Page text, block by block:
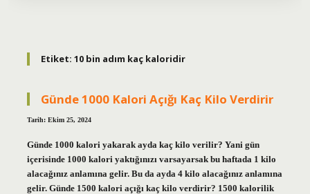
Etiket: 10 bin adım kaç kaloridir
Günde 1000 Kalori Açığı Kaç Kilo Verdirir
Tarih: Ekim 25, 2024
Günde 1000 kalori yakarak ayda kaç kilo verilir? Yani gün
içerisinde 1000 kalori yaktığınızı varsayarsak bu haftada 1 kilo
alacağınız anlamına gelir. Bu da ayda 4 kilo alacağınız anlamına
gelir. Günde 1500 kalori açığı kaç kilo verdirir? 1500 kalorilik